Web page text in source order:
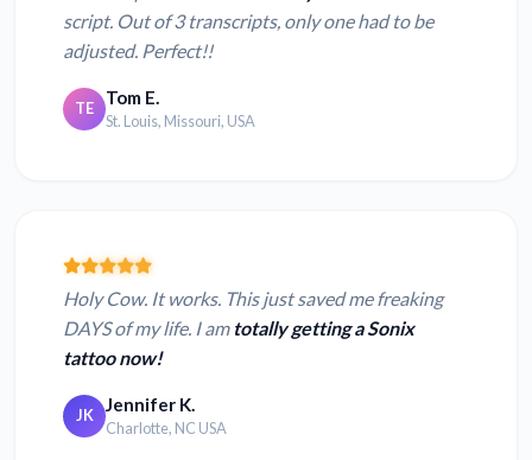
script. Out of 3 transcripts, only one had to be
adjusted. Perfect!!
TE Tom E.
St. Louis, Missouri, USA
Holy Cow. It works. This just saved me freaking
DAYS of my life. I am totally getting a Sonix
tattoo now!
JK Jennifer K.
Charlotte, NC USA